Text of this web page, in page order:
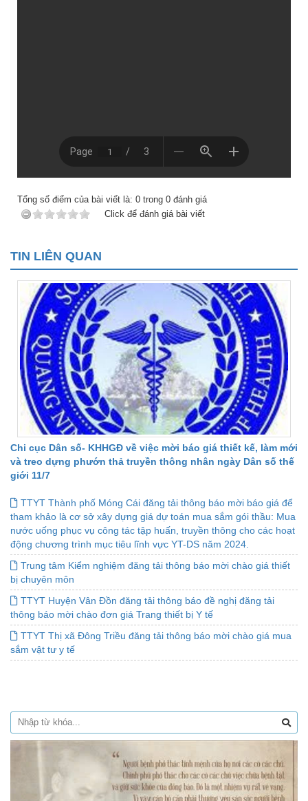
Tổng số điểm của bài viết là: 0 trong 0 đánh giá
Click để đánh giá bài viết
TIN LIÊN QUAN
Chi cục Dân số- KHHGĐ về việc mời báo giá thiết kế, làm mới
và treo dựng phướn thả truyền thông nhân ngày Dân số thế
giới 11/7
TTYT Thành phố Móng Cái đăng tải thông báo mời báo giá để
tham khảo là cơ sở xây dựng giá dự toán mua sắm gói thầu: Mua
nước uống phục vụ công tác tập huấn, truyền thông cho các hoạt
động chương trình mục tiêu lĩnh vực YT-DS năm 2024.
Trung tâm Kiểm nghiệm đăng tải thông báo mời chào giá thiết
bị chuyên môn
TTYT Huyện Vân Đồn đăng tải thông báo đề nghị đăng tải
thông báo mời chào đơn giá Trang thiết bị Y tế
TTYT Thị xã Đông Triều đăng tải thông báo mời chào giá mua
sắm vật tư y tế